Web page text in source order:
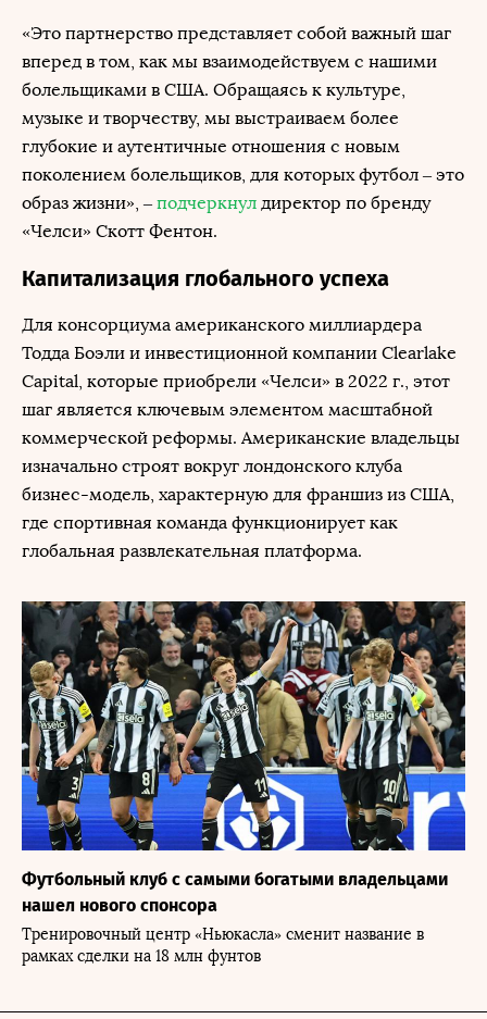
«Это партнерство представляет собой важный шаг
вперед в том, как мы взаимодействуем с нашими
болельщиками в США. Обращаясь к культуре,
музыке и творчеству, мы выстраиваем более
глубокие и аутентичные отношения с новым
поколением болельщиков, для которых футбол – это
образ жизни», – подчеркнул директор по бренду
«Челси» Скотт Фентон.
Капитализация глобального успеха
Для консорциума американского миллиардера
Тодда Боэли и инвестиционной компании Clearlake
Capital, которые приобрели «Челси» в 2022 г., этот
шаг является ключевым элементом масштабной
коммерческой реформы. Американские владельцы
изначально строят вокруг лондонского клуба
бизнес-модель, характерную для франшиз из США,
где спортивная команда функционирует как
глобальная развлекательная платформа.
Футбольный клуб с самыми богатыми владельцами
нашел нового спонсора
Тренировочный центр «Ньюкасла» сменит название в
рамках сделки на 18 млн фунтов